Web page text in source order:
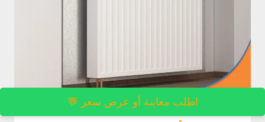
اطلب معاينة أو عرض سعر 💬